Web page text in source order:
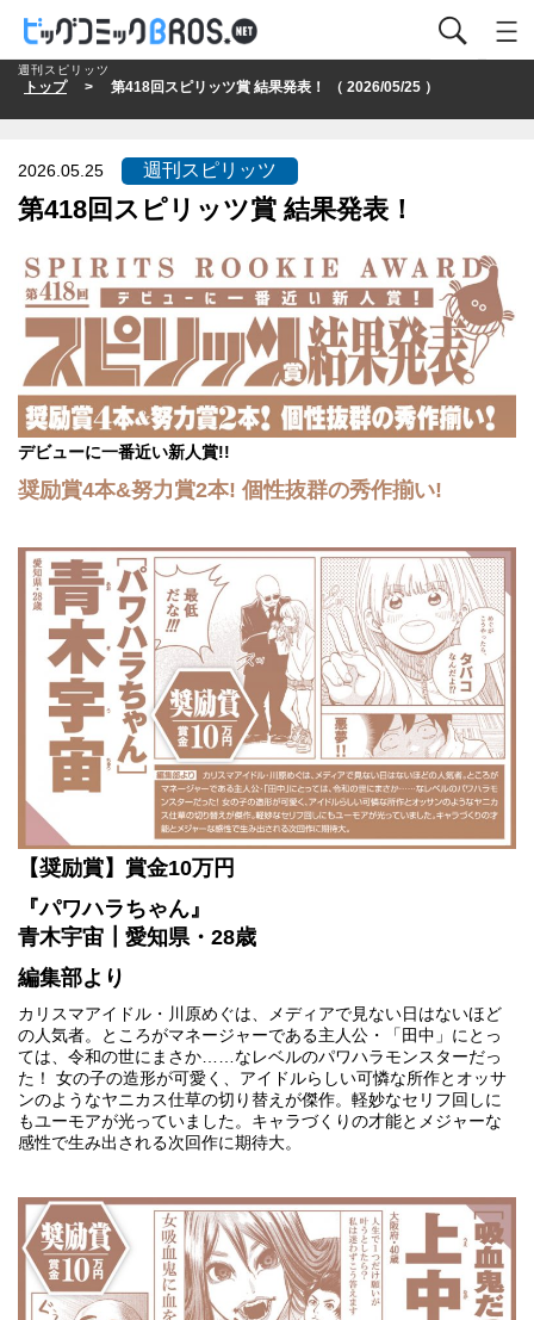
トップ> 第418回スピリッツ賞 結果発表！ （ 2026/05/25 ）
週刊スピリッツ
2026.05.25
第418回スピリッツ賞 結果発表！
週刊スピリッツ
デビューに一番近い新人賞!!
奨励賞4本&努力賞2本! 個性抜群の秀作揃い!
【奨励賞】賞金10万円
『パワハラちゃん』
青木宇宙┃愛知県・28歳
編集部より
カリスマアイドル・川原めぐは、メディアで見ない日はないほど
の人気者。ところがマネージャーである主人公・「田中」にとっ
ては、令和の世にまさか……なレベルのパワハラモンスターだっ
た！ 女の子の造形が可愛く、アイドルらしい可憐な所作とオッサ
ンのようなヤニカス仕草の切り替えが傑作。軽妙なセリフ回しに
もユーモアが光っていました。キャラづくりの才能とメジャーな
感性で生み出される次回作に期待大。